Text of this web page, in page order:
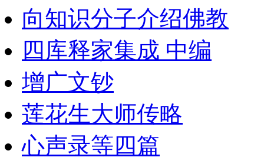
向知识分子介绍佛教
四库释家集成 中编
增广文钞
莲花生大师传略
心声录等四篇